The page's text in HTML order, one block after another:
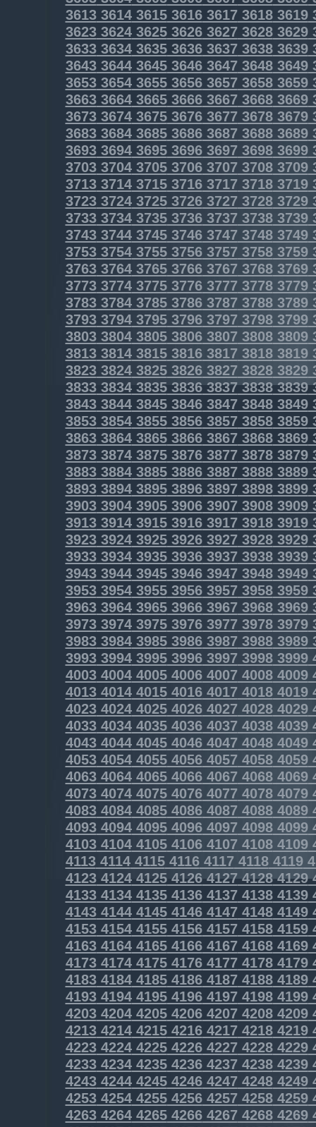
3613361436153616361736183619
3623362436253626362736283629
3633363436353636363736383639
3643364436453646364736483649
3653365436553656365736583659
3663366436653666366736683669
3673367436753676367736783679
3683368436853686368736883689
36933694369536963697 36983699
3703370437053706370737083709
37133714371537163717 37183719
37233724372537263727 37283729
37333734373537363737 37383739
37433744374537463747 37483749
37533754375537563757 37583759
37633764376537663767 37683769
37733774377537763777 37783779
37833784378537863787 37883789
37933794379537963797 37983799
38033804380538063807 38083809
38133814381538163817 38183819
38233824382538263827 38283829
3833383438353836383738383839
3843384438453846384738483849
3853385438553856385738583859
3863386438653866386738683869
3873387438753876387738783879
3883388438853886388738883889
3893389438953896389738983899
3903390439053906390739083909
3913391439153916391739183919
3923392439253926392739283929
3933393439353936393739383939
3943394439453946394739483949
3953395439553956395739583959
3963396439653966396739683969
3973397439753976397739783979
39833984398539863987 39883989
39933994399539963997 39983999
40034004400540064007 40084009
40134014401540164017 40184019
40234024402540264027 40284029
40334034403540364037 40384039
40434044404540464047 40484049
40534054405540564057 40584059
40634064406540664067 40684069
40734074407540764077 40784079
40834084408540864087 40884089
40934094409540964097 40984099
41034104410541064107 41084109
41134114411541164117 41184119
4123412441254126412741284129
4133413441354136413741384139
4143414441454146414741484149
4153415441554156415741584159
4163416441654166416741684169
4173417441754176417741784179
4183418441854186418741884189
4193419441954196419741984199
4203420442054206420742084209
4213421442154216421742184219
4223422442254226422742284229
4233423442354236423742384239
4243424442454246424742484249
4253425442554256425742584259
4263426442654266426742684269